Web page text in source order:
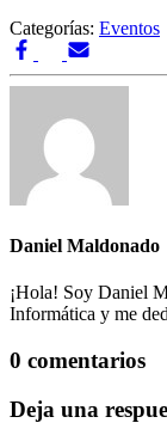
Categorías: Eventos
Daniel Maldonado
¡Hola! Soy Daniel
Informática y me
0 comentarios
Deja una